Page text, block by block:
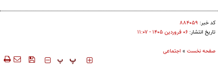
کد خبر: ۸۸۴۰۵۹
تاریخ انتشار: ۰۶ فروردين ۱۴۰۵ - ۱۱:۰۷
صفحه نخست » اجتماعی
‍‍‍ پ پ